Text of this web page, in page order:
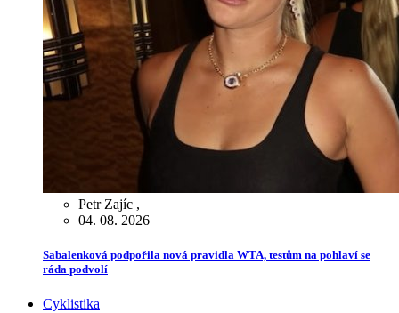
Petr Zajíc ,
04. 08. 2026
Sabalenková podpořila nová pravidla WTA, testům na pohlaví se
ráda podvolí
Cyklistika